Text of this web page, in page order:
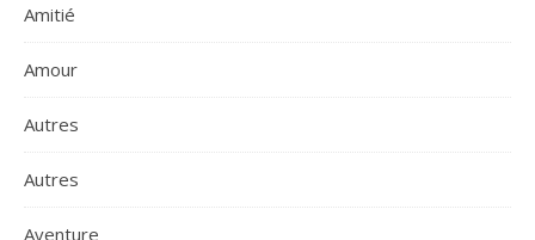
Amitié
Amour
Autres
Autres
Aventure